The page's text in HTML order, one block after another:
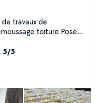
travaux de
5/5